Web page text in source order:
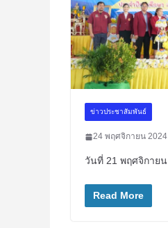
ข่าวประชาสัมพันธ์
24 พฤศจิกายน 2024
วันที่ 21 พฤศจิกายน
Read More